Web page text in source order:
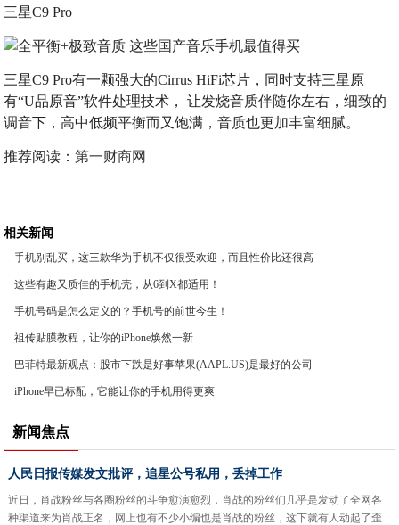
三星C9 Pro
三星C9 Pro有一颗强大的Cirrus HiFi芯片，同时支持三星原
有“U品原音”软件处理技术， 让发烧音质伴随你左右，细致的
调音下，高中低频平衡而又饱满，音质也更加丰富细腻。
推荐阅读：第一财商网
相关新闻
手机别乱买，这三款华为手机不仅很受欢迎，而且性价比还很高
这些有趣又质佳的手机壳，从6到X都适用！
手机号码是怎么定义的？手机号的前世今生！
祖传贴膜教程，让你的iPhone焕然一新
巴菲特最新观点：股市下跌是好事苹果(AAPL.US)是最好的公司
iPhone早已标配，它能让你的手机用得更爽
新闻焦点
人民日报传媒发文批评，追星公号私用，丢掉工作
近日，肖战粉丝与各圈粉丝的斗争愈演愈烈，肖战的粉丝们几乎是发动了全网各
种渠道来为肖战正名，网上也有不少小编也是肖战的粉丝，这下就有人动起了歪